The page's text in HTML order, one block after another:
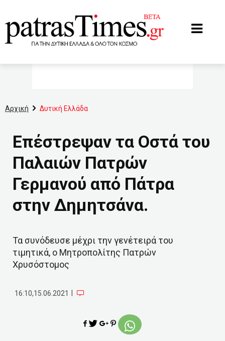
Αρχική Δυτική Ελλάδα
Επέστρεψαν τα Οστά του
Παλαιών Πατρών
Γερμανού από Πάτρα
στην Δημητσάνα.
Τα συνόδευσε μέχρι την γενέτειρά του
τιμητικά, ο Μητροπολίτης Πατρών
Χρυσόστομος
16:10,15.06.2021